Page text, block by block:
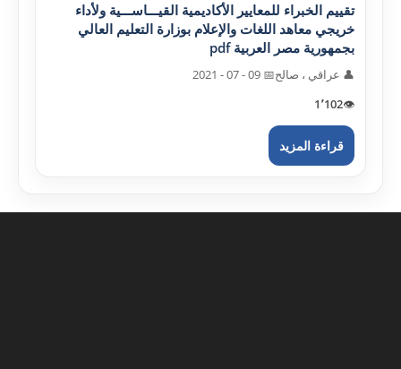
تقييم الخبراء للمعايير الأکاديمية القيـــاســـية ولأداء
خريجي معاهد اللغات والإعلام بوزارة التعليم العالي
بجمهورية مصر العربية pdf
👤 عراقي ، صالح📅 09 - 07 - 2021
👁️1٬102
قراءة المزيد